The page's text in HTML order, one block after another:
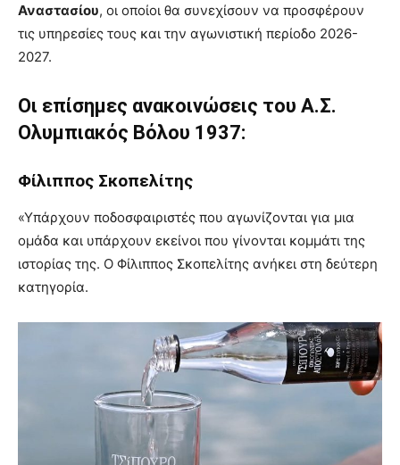
Αναστασίου, οι οποίοι θα συνεχίσουν να προσφέρουν
τις υπηρεσίες τους και την αγωνιστική περίοδο 2026-
2027.
Οι επίσημες ανακοινώσεις του Α.Σ.
Ολυμπιακός Βόλου 1937:
Φίλιππος Σκοπελίτης
«Υπάρχουν ποδοσφαιριστές που αγωνίζονται για μια
ομάδα και υπάρχουν εκείνοι που γίνονται κομμάτι της
ιστορίας της. Ο Φίλιππος Σκοπελίτης ανήκει στη δεύτερη
κατηγορία.